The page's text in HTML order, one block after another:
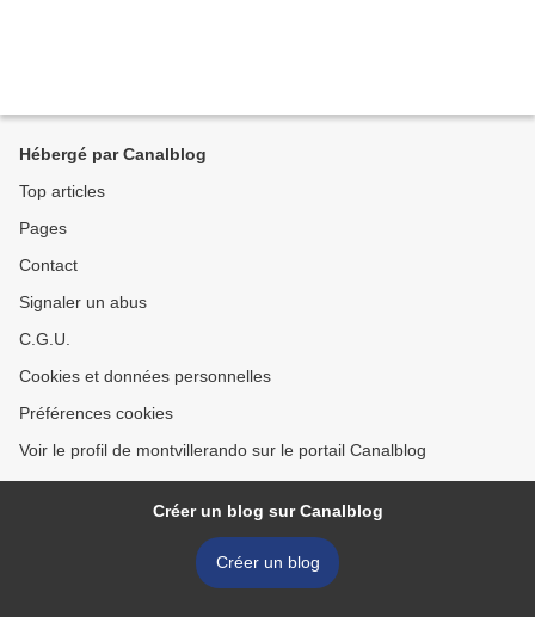
Hébergé par Canalblog
Top articles
Pages
Contact
Signaler un abus
C.G.U.
Cookies et données personnelles
Préférences cookies
Voir le profil de montvillerando sur le portail Canalblog
Créer un blog sur Canalblog
Créer un blog